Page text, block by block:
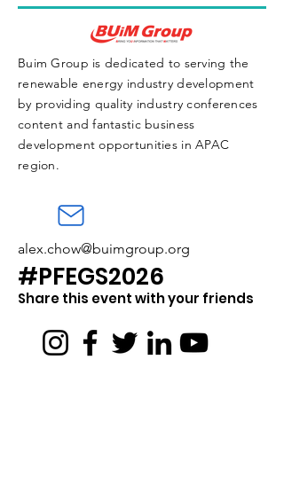
Buim Group is dedicated to serving the
renewable energy industry development
by providing quality industry conferences
content and fantastic business
development opportunities in APAC
region.
alex.chow@buimgroup.org
#PFEGS2026
Share this event with your friends